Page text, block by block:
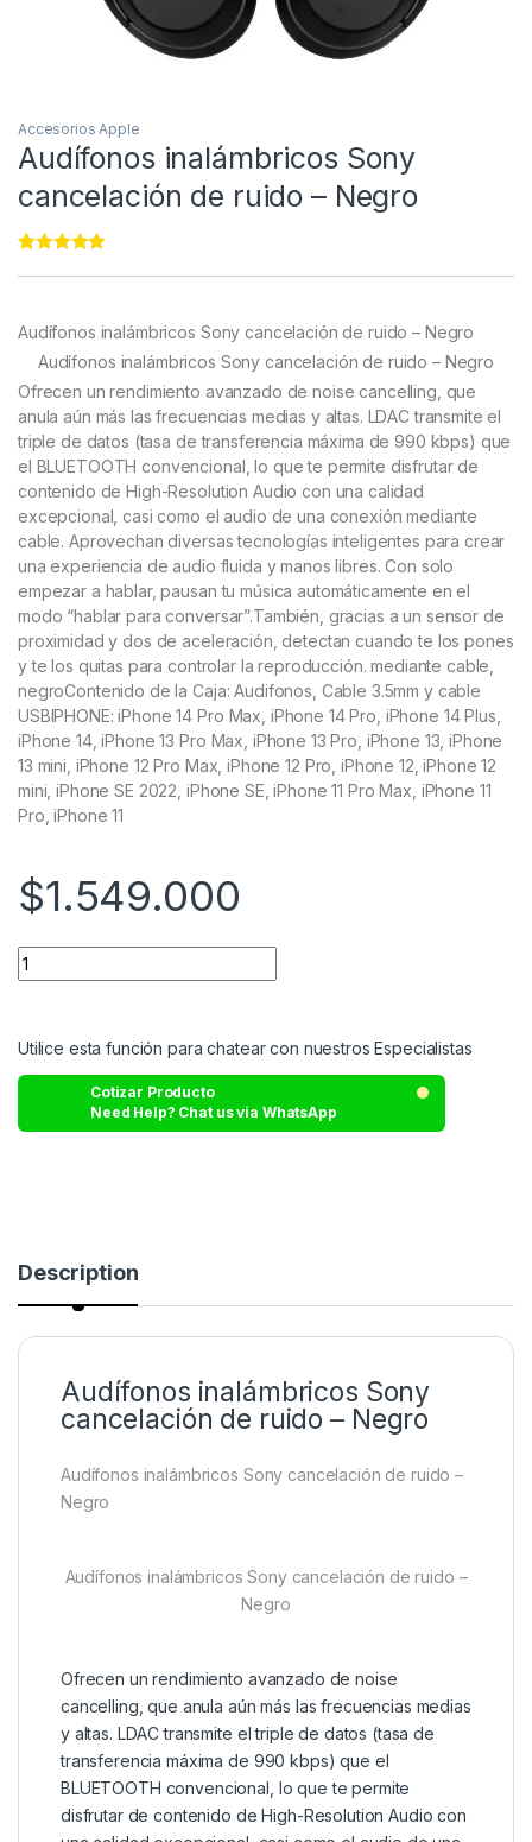
Accesorios Apple
Audífonos inalámbricos Sony
cancelación de ruido – Negro
ratings
Audífonos inalámbricos Sony cancelación de ruido – Negro
Audífonos inalámbricos Sony cancelación de ruido – Negro
Ofrecen un rendimiento avanzado de noise cancelling, que
anula aún más las frecuencias medias y altas. LDAC transmite el
triple de datos (tasa de transferencia máxima de 990 kbps) que
el BLUETOOTH convencional, lo que te permite disfrutar de
contenido de High-Resolution Audio con una calidad
excepcional, casi como el audio de una conexión mediante
cable. Aprovechan diversas tecnologías inteligentes para crear
una experiencia de audio fluida y manos libres. Con solo
empezar a hablar, pausan tu música automáticamente en el
modo “hablar para conversar”.También, gracias a un sensor de
proximidad y dos de aceleración, detectan cuando te los pones
y te los quitas para controlar la reproducción. mediante cable,
negroContenido de la Caja: Audifonos, Cable 3.5mm y cable
USBIPHONE: iPhone 14 Pro Max, iPhone 14 Pro, iPhone 14 Plus,
iPhone 14, iPhone 13 Pro Max, iPhone 13 Pro, iPhone 13, iPhone
13 mini, iPhone 12 Pro Max, iPhone 12 Pro, iPhone 12, iPhone 12
mini, iPhone SE 2022, iPhone SE, iPhone 11 Pro Max, iPhone 11
Pro, iPhone 11
$1.549.000
Utilice esta función para chatear con nuestros Especialistas
Cotizar Producto
Need Help? Chat us via WhatsApp
Description
Audífonos inalámbricos Sony
cancelación de ruido – Negro
Audífonos inalámbricos Sony cancelación de ruido –
Negro
Audífonos inalámbricos Sony cancelación de ruido –
Negro
Ofrecen un rendimiento avanzado de noise
cancelling, que anula aún más las frecuencias medias
y altas. LDAC transmite el triple de datos (tasa de
transferencia máxima de 990 kbps) que el
BLUETOOTH convencional, lo que te permite
disfrutar de contenido de High-Resolution Audio con